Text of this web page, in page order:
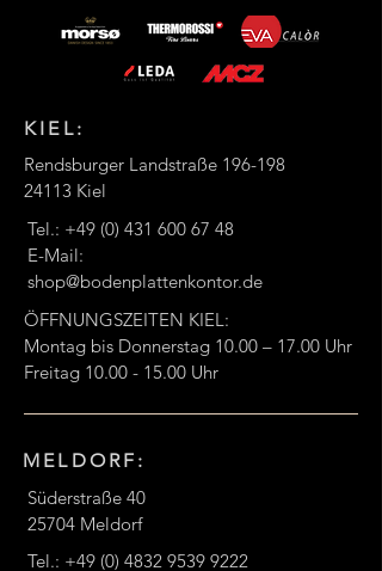
KIEL:
Rendsburger Landstraße 196-198
24113 Kiel
Tel.: +49 (0) 431 600 67 48
E-Mail:
shop@bodenplattenkontor.de
ÖFFNUNGSZEITEN KIEL:
Montag bis Donnerstag 10.00 – 17.00 Uhr
Freitag 10.00 - 15.00 Uhr
MELDORF:
Süderstraße 40
25704 Meldorf
Tel.: +49 (0) 4832 9539 9222